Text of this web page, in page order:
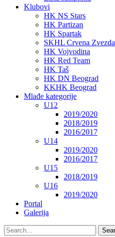
Klubovi
HK NS Stars
HK Partizan
HK Spartak
SKHL Crvena Zvezda
HK Vojvodina
HK Red Team
HK Taš
HK DN Beograd
KKHK Beograd
Mlađe kategorije
U12
2019/2020
2018/2019
2016/2017
U14
2019/2020
2016/2017
U15
2018/2019
U16
2019/2020
Portal
Galerija